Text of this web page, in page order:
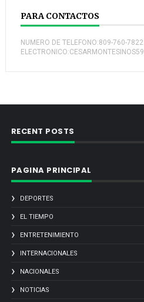
PARA CONTACTOS
NUMERO DE TELEFONO:809-760-
RECENT POSTS
PAGINA PRINCIPAL
DEPORTES
EL TIEMPO
ENTRETENIMIENTO
INTERNACIONALES
NACIONALES
NOTICIAS